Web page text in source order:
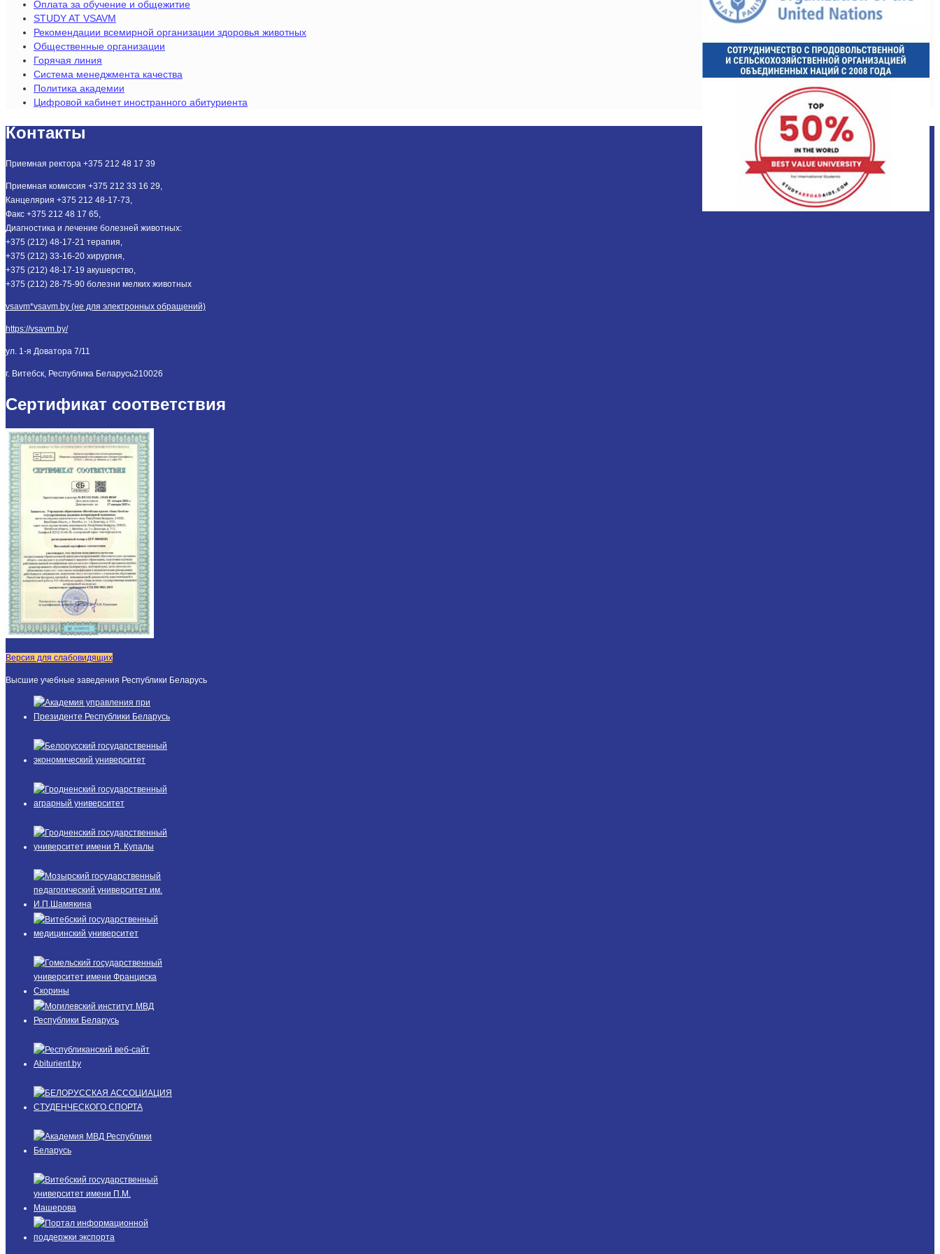
Оплата за обучение и общежитие
STUDY AT VSAVM
Рекомендации всемирной организации здоровья животных
Общественные организации
Горячая линия
Система менеджмента качества
Политика академии
Цифровой кабинет иностранного абитуриента
Контакты
Приемная ректора +375 212 48 17 39
Приемная комиссия +375 212 33 16 29,
Канцелярия +375 212 48-17-73,
Факс +375 212 48 17 65,
Диагностика и лечение болезней животных:
+375 (212) 48-17-21 терапия,
+375 (212) 33-16-20 хирургия,
+375 (212) 48-17-19 акушерство,
+375 (212) 28-75-90 болезни мелких животных
vsavm*vsavm.by (не для электронных обращений)
https://vsavm.by/
ул. 1-я Доватора 7/11
г. Витебск, Республика Беларусь210026
Сертификат соответствия
Версия для слабовидящих
Высшие учебные заведения Республики Беларусь